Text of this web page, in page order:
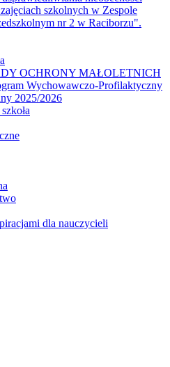
szkolnych w Zespole
nr 2 w Raciborzu".
OCHRONY MAŁOLETNICH
Wychowawczo-Profilaktyczny
2025/2026
dla nauczycieli